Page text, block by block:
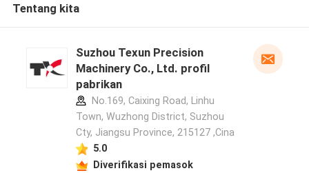
Tentang kita
Suzhou Texun Precision
Machinery Co., Ltd. profil
pabrikan
No.169, Caixing Road, Linhu
Town, Wuzhong District, Suzhou
Cty, Jiangsu Province, 215127 ,Cina
5.0
Diverifikasi pemasok